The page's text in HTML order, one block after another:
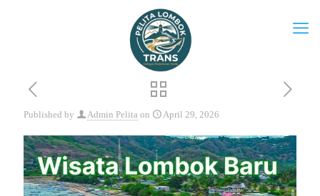
Published by Admin Pelita on April 29, 2026